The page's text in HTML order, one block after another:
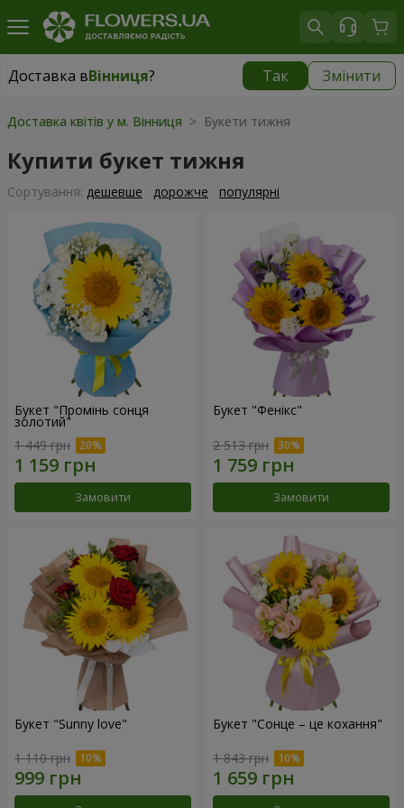
Доставка вВінниця? Так Змінити
Доставка вВінниця|
Доставка квітів у м. Вінниця > Букети тижня
Купити букет тижня
Сортування: дешевше дорожче популярні
Букет "Промінь сонця
золотий"
1 449 грн
Замовити
Букет "Фенікс"
2 513 грн
Замовити
Букет "Sunny love"
1 110 грн
Букет "Сонце – це кохання"
1 843 грн